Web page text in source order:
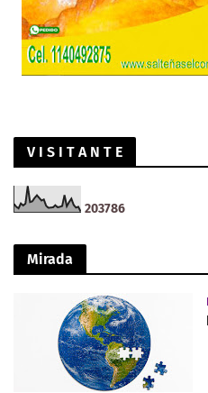
V I S I T A N T E
203786
Mirada